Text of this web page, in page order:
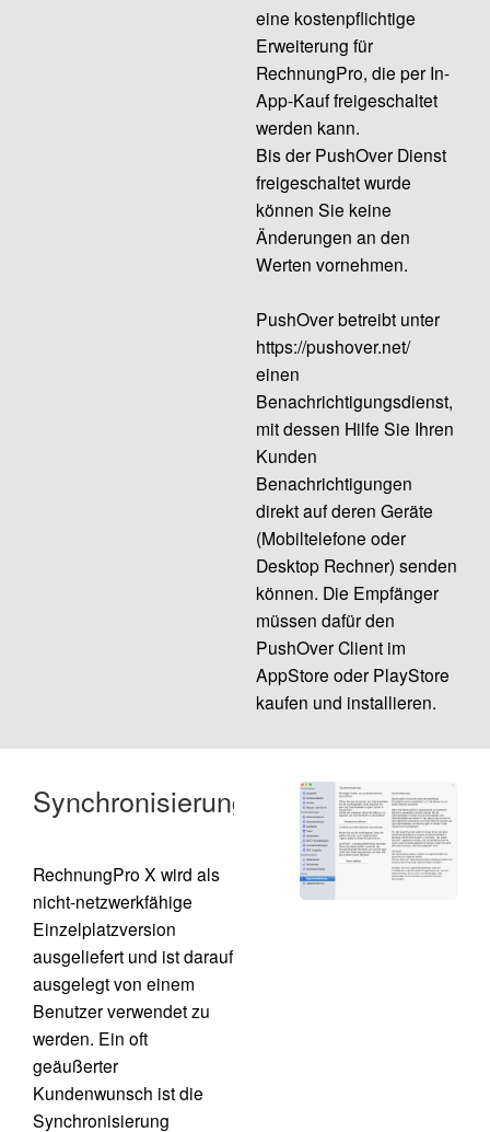
/
eine kostenpflichtige
Erweiterung für
RechnungPro, die per In-
App-Kauf freigeschaltet
werden kann.
Bis der PushOver Dienst
freigeschaltet wurde
können Sie keine
Änderungen an den
Werten vornehmen.
PushOver betreibt unter
https://pushover.net/
einen
Benachrichtigungsdienst,
mit dessen Hilfe Sie Ihren
Kunden
Benachrichtigungen
direkt auf deren Geräte
(Mobiltelefone oder
Desktop Rechner) senden
können. Die Empfänger
müssen dafür den
PushOver Client im
AppStore oder PlayStore
kaufen und installieren.
Synchronisierung
RechnungPro X wird als
nicht-netzwerkfähige
Einzelplatzversion
ausgeliefert und ist darauf
ausgelegt von einem
Benutzer verwendet zu
werden. Ein oft
geäußerter
Kundenwunsch ist die
Synchronisierung